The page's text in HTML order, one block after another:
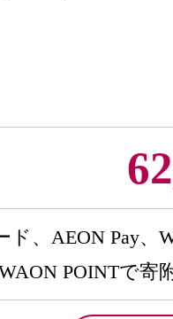
、AEON Pay、
POINTで寄